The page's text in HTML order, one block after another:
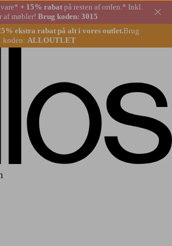
+ 15% rabatpå resten af orden.* Inkl.
af møbler! Brug koden: 3015
ekstra rabat på alt i vores outlet.Brug
koden: ALLOUTLET